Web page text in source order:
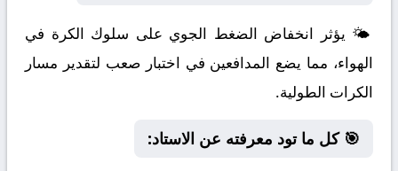
🌤️ يؤثر انخفاض الضغط الجوي على سلوك الكرة في
الهواء، مما يضع المدافعين في اختبار صعب لتقدير مسار
الكرات الطولية.
🎯 كل ما تود معرفته عن الاستاد: